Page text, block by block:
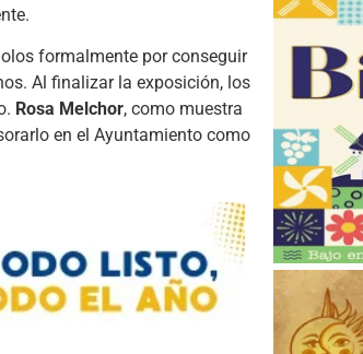
formalmente por conseguir
Al finalizar la exposición, los
Rosa Melchor, como muestra
en el Ayuntamiento como